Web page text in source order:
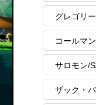
グレゴリ
コールマ
サロモン/
ザック・